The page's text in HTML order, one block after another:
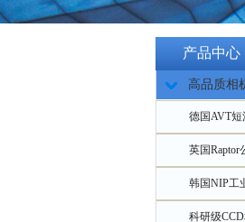
产品中心
高品质相
德国AVT
英国Raptor
韩国NIP工
科研级